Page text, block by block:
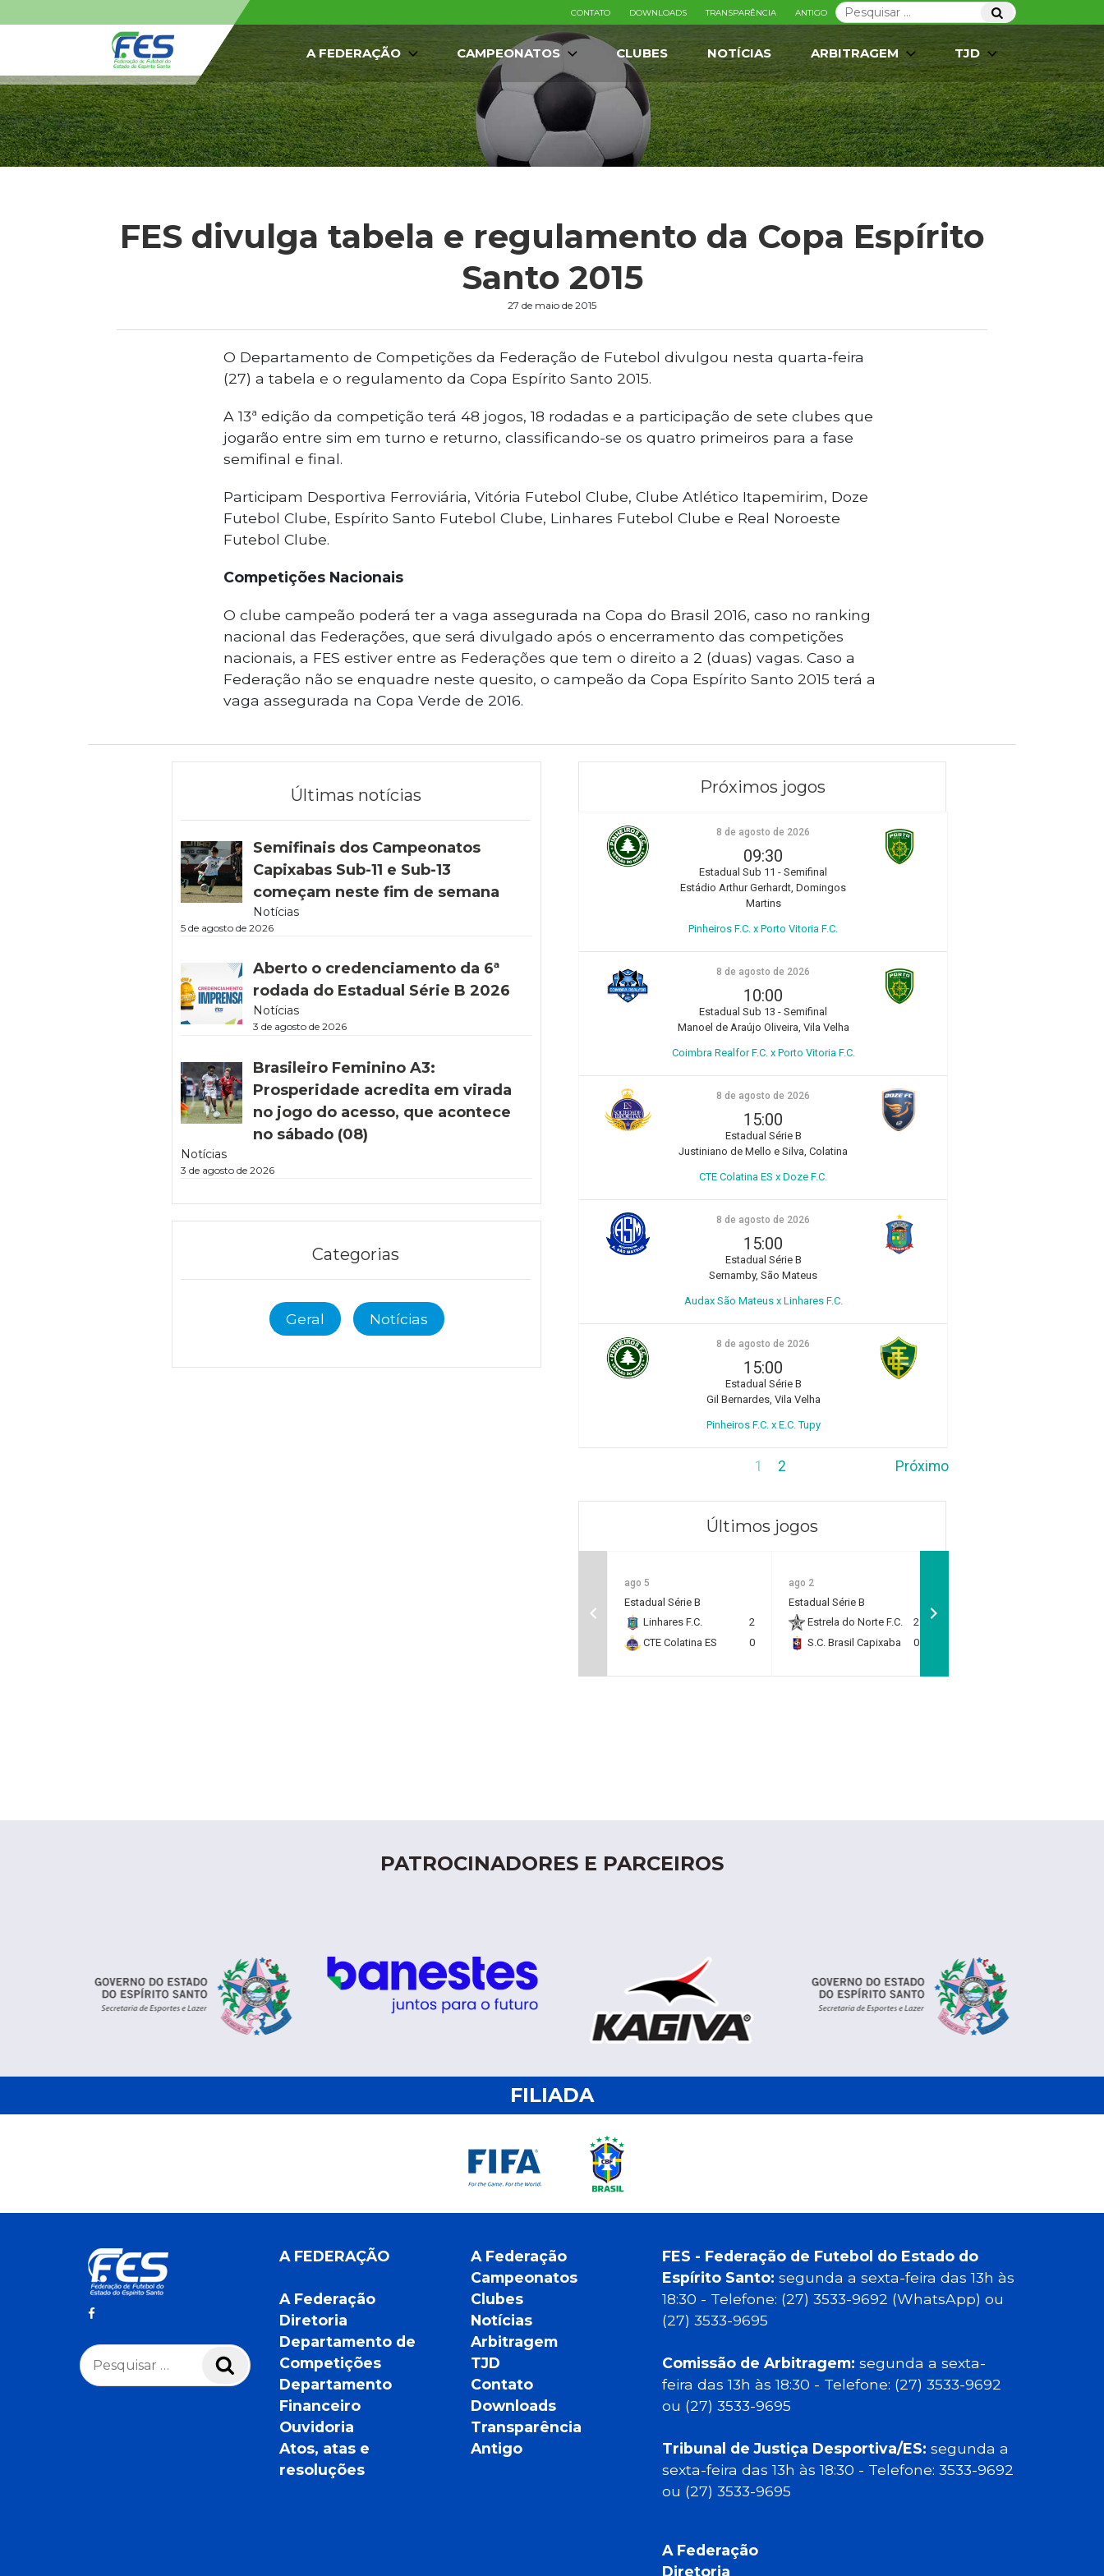
Pesquisar
por:
Pesquisar
CONTATO DOWNLOADS TRANSPARÊNCIA ANTIGO
A FEDERAÇÃO CAMPEONATOS CLUBES NOTÍCIAS ARBITRAGEM TJD
FES divulga tabela e regulamento da Copa Espírito
Santo 2015
27 de maio de 2015
O Departamento de Competições da Federação de Futebol divulgou nesta quarta-feira
(27) a tabela e o regulamento da Copa Espírito Santo 2015.
A 13ª edição da competição terá 48 jogos, 18 rodadas e a participação de sete clubes que
jogarão entre sim em turno e returno, classificando-se os quatro primeiros para a fase
semifinal e final.
Participam Desportiva Ferroviária, Vitória Futebol Clube, Clube Atlético Itapemirim, Doze
Futebol Clube, Espírito Santo Futebol Clube, Linhares Futebol Clube e Real Noroeste
Futebol Clube.
Competições Nacionais
O clube campeão poderá ter a vaga assegurada na Copa do Brasil 2016, caso no ranking
nacional das Federações, que será divulgado após o encerramento das competições
nacionais, a FES estiver entre as Federações que tem o direito a 2 (duas) vagas. Caso a
Federação não se enquadre neste quesito, o campeão da Copa Espírito Santo 2015 terá a
vaga assegurada na Copa Verde de 2016.
Últimas notícias
Semifinais dos Campeonatos
Capixabas Sub-11 e Sub-13
começam neste fim de semana
Notícias
5 de agosto de 2026
Aberto o credenciamento da 6ª
rodada do Estadual Série B 2026
Notícias
3 de agosto de 2026
Brasileiro Feminino A3:
Prosperidade acredita em virada
no jogo do acesso, que acontece
no sábado (08)
Notícias
3 de agosto de 2026
Categorias
Geral Notícias
Próximos jogos
8 de agosto de 2026
09:30
Estadual Sub 11 - Semifinal
Estádio Arthur Gerhardt, Domingos
Martins
Pinheiros F.C. x Porto Vitoria F.C.
8 de agosto de 2026
10:00
Estadual Sub 13 - Semifinal
Manoel de Araújo Oliveira, Vila Velha
Coimbra Realfor F.C. x Porto Vitoria F.C.
8 de agosto de 2026
15:00
Estadual Série B
Justiniano de Mello e Silva, Colatina
CTE Colatina ES x Doze F.C.
8 de agosto de 2026
15:00
Estadual Série B
Sernamby, São Mateus
Audax São Mateus x Linhares F.C.
8 de agosto de 2026
15:00
Estadual Série B
Gil Bernardes, Vila Velha
Pinheiros F.C. x E.C. Tupy
1 2 Próximo
Últimos jogos
ago 5
Estadual Série B
Linhares F.C.
2
CTE Colatina ES
0
ago 2
Estadual Série B
Estrela do Norte F.C.
2
S.C. Brasil Capixaba
0
PATROCINADORES E PARCEIROS
FILIADA
Pesquisar
por:
Pesquisar
A FEDERAÇÃO
A Federação
Diretoria
Departamento de
Competições
Departamento
Financeiro
Ouvidoria
Atos, atas e
resoluções
A Federação
Campeonatos
Clubes
Notícias
Arbitragem
TJD
Contato
Downloads
Transparência
Antigo
FES - Federação de Futebol do Estado do
Espírito Santo: segunda a sexta-feira das 13h às
18:30 - Telefone: (27) 3533-9692 (WhatsApp) ou
(27) 3533-9695
Comissão de Arbitragem: segunda a sexta-
feira das 13h às 18:30 - Telefone: (27) 3533-9692
ou (27) 3533-9695
Tribunal de Justiça Desportiva/ES: segunda a
sexta-feira das 13h às 18:30 - Telefone: 3533-9692
ou (27) 3533-9695
A Federação
Diretoria